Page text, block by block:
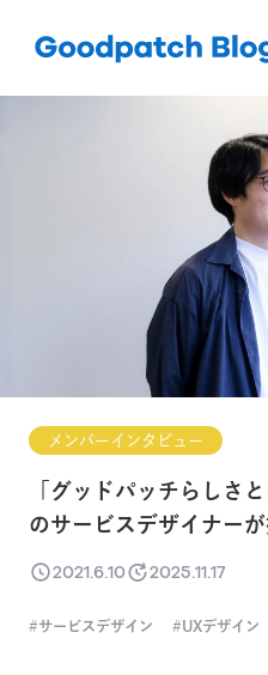
メンバーインタビュー
「グッドパッチらしさ
のサービスデザイナー
2021.6.10 2025.11.17
サービスデザイン UXデザイン